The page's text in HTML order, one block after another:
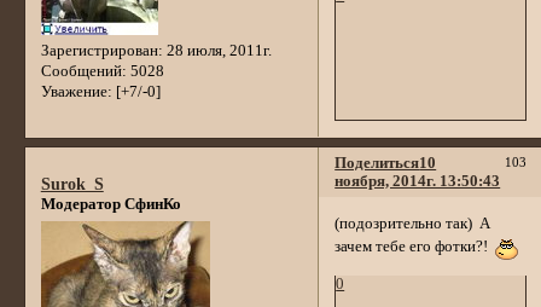
Зарегистрирован: 28 июля, 2011г.
Сообщений: 5028
Уважение: [+7/-0]
Поделиться 103
10
ноября, 2014г. 13:50:43
Surok_S
Модератор СфинКо
(подозрительно так) А
зачем тебе его фотки?!
0